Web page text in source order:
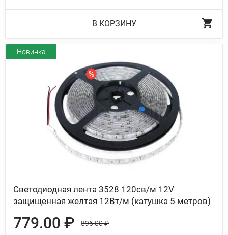
В КОРЗИНУ
Светодиодная лента 3528 120св/м 12V
защищенная желтая 12Вт/м (катушка 5 метров)
779.00 ₽ 896.00 ₽
Новинка